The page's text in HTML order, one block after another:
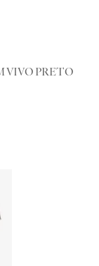
VIVO PRETO